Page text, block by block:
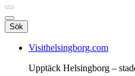
Sök
Visithelsingborg.com
Upptäck Helsingborg –